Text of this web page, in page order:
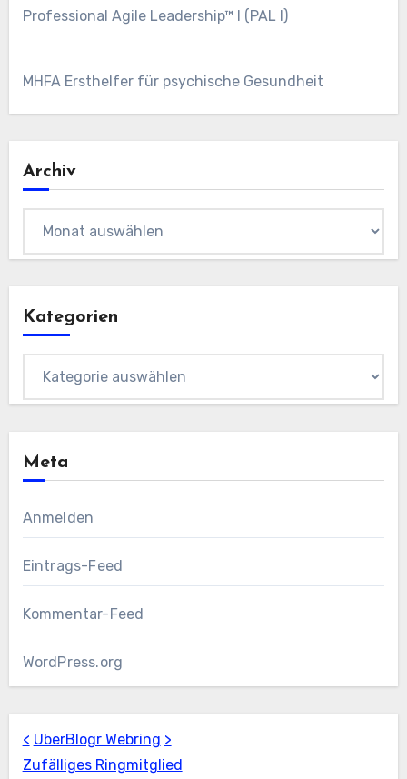
Professional Agile Leadership™ I (PAL I)
MHFA Ersthelfer für psychische Gesundheit
Archiv
Kategorien
Meta
Anmelden
Eintrags-Feed
Kommentar-Feed
WordPress.org
< UberBlogr Webring >
Zufälliges Ringmitglied